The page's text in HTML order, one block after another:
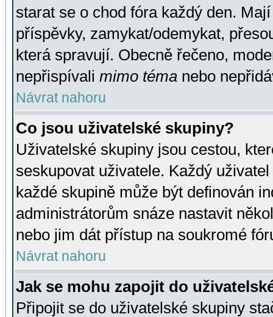
starat se o chod fóra každý den.
příspěvky, zamykat/odemykat,
která spravují. Obecně řečeno,
nepřispívali mimo téma nebo
Návrat nahoru
Co jsou uživatelské skupiny?
Uživatelské skupiny jsou cestou,
seskupovat uživatele. Každý
každé skupině může být definován
administrátorům snáze nastavit
nebo jim dát přístup na soukromé
Návrat nahoru
Jak se mohu zapojit do
Připojit se do uživatelské skupiny